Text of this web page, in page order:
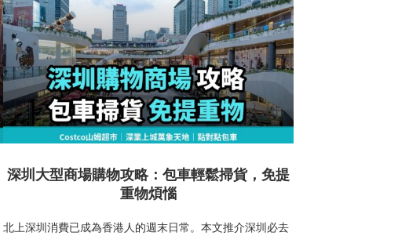
深圳大型商場購物攻略：包車輕鬆掃貨，免提
重物煩惱
北上深圳消費已成為香港人的週末日常。本文推介深圳必去